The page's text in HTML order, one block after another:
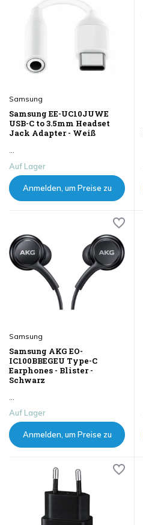
Samsung
Samsung EE-UC10JUWE
USB-C to 3.5mm Headset
Jack Adapter - Weiß
...
Auf Lager
Anmelden, um Preise zu
Samsung
Samsung AKG EO-
IC100BBEGEU Type-C
Earphones - Blister -
Schwarz
Auf Lager
Anmelden, um Preise zu